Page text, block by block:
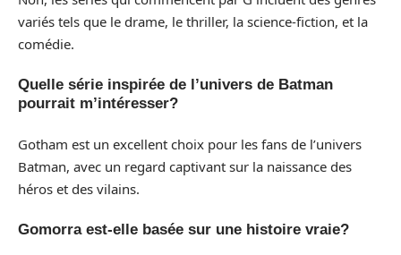
variés tels que le drame, le thriller, la science-fiction, et la
comédie.
Quelle série inspirée de l’univers de Batman
pourrait m’intéresser?
Gotham est un excellent choix pour les fans de l’univers
Batman, avec un regard captivant sur la naissance des
héros et des vilains.
Gomorra est-elle basée sur une histoire vraie?